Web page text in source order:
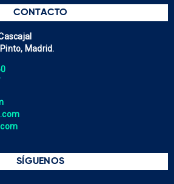
CONTACTO
Madrid.
SÍGUENOS